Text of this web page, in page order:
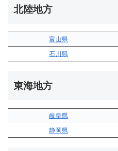
北陸地方
富山県
石川県
東海地方
岐阜県
静岡県